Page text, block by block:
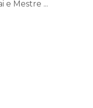
e Mestre ...